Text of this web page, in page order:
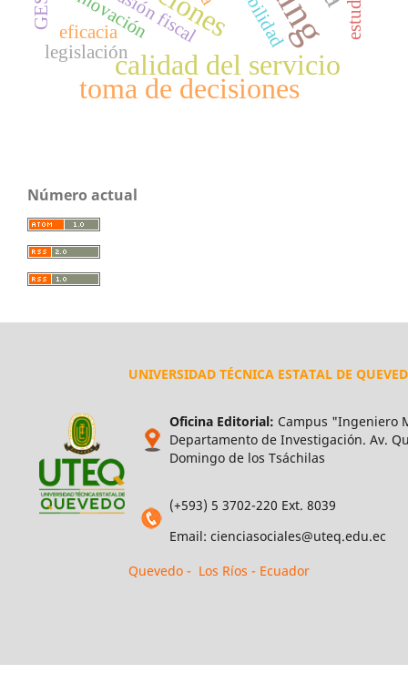
calidad del servicio
toma de decisiones
legislación
eficacia
Número actual
UNIVERSIDAD TÉCNICA ESTATAL DE
Oficina Editorial: Campus "Ingeniero
Departamento de Investigación. Av.
Domingo de los Tsáchilas
(+593) 5 3702-220 Ext. 8039
Email: cienciasociales@uteq.edu.ec
Quevedo - Los Ríos - Ecuador